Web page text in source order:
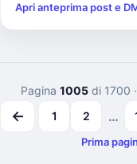
Apri anteprima post e
Pagina 1005 di 1700
← 1 2 …
Prima